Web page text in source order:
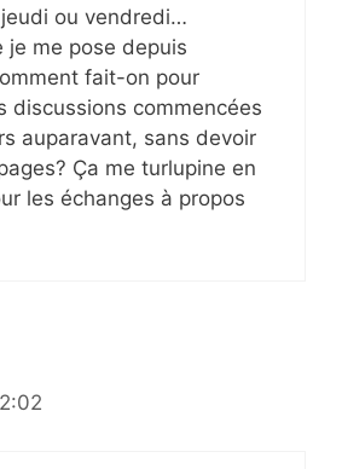
ou vendredi…
je me pose depuis
fait-on pour
discussions commencées
auparavant, sans devoir
Ça me turlupine en
les échanges à propos